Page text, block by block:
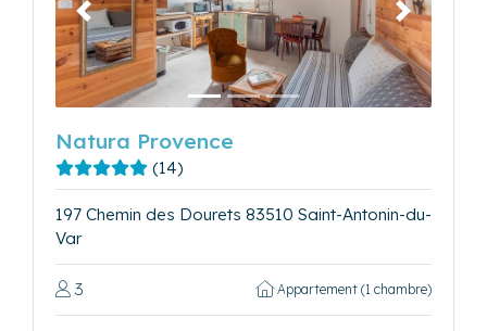
Précédent Suivant
Natura Provence
(14)
197 Chemin des Dourets 83510 Saint-Antonin-du-
Var
3 Appartement (1 chambre)